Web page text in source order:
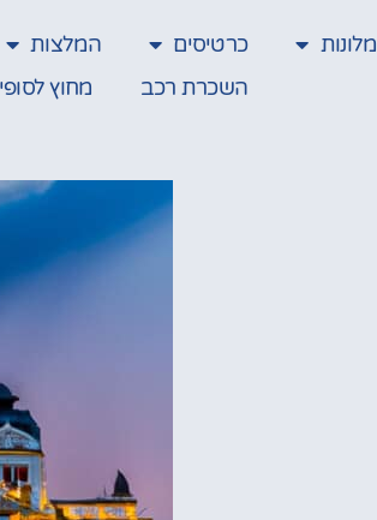
מלונות כרטיסים המלצות
השכרת רכב
מחוץ